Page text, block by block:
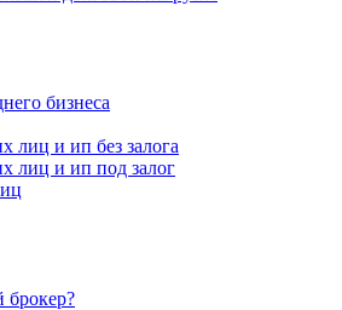
бизнеса
лиц и ип без залога
лиц и ип под залог
брокер?